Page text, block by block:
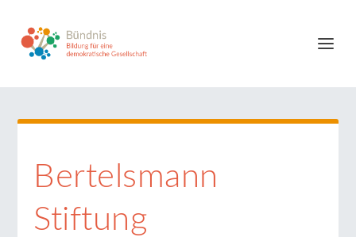
Bertelsmann
Stiftung